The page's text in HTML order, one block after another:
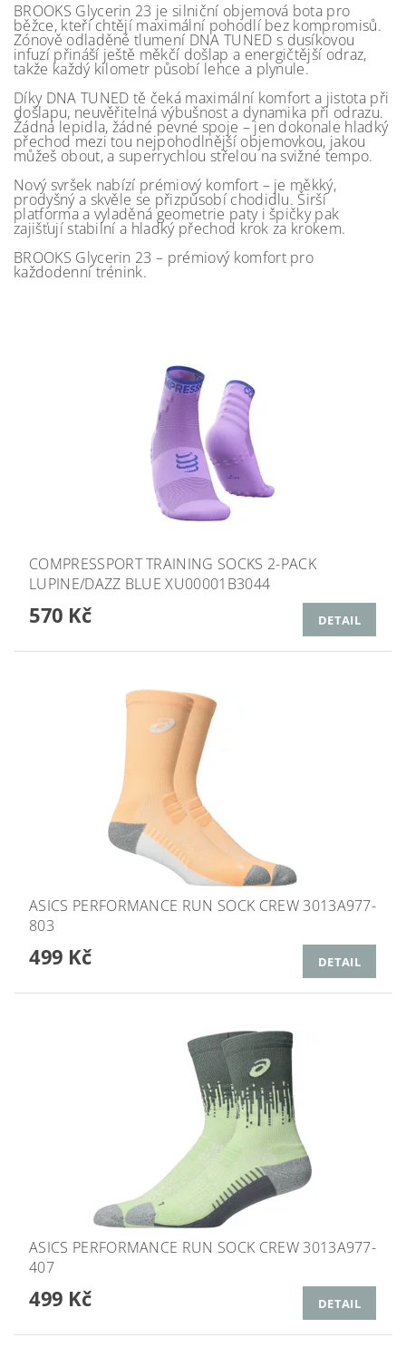
BROOKS Glycerin 23 je silniční objemová bota pro
běžce, kteří chtějí maximální pohodlí bez kompromisů.
Zónově odladěné tlumení DNA TUNED s dusíkovou
infuzí přináší ještě měkčí došlap a energičtější odraz,
takže každý kilometr působí lehce a plynule.
Díky DNA TUNED tě čeká maximální komfort a jistota při
došlapu, neuvěřitelná výbušnost a dynamika při odrazu.
Žádná lepidla, žádné pevné spoje – jen dokonale hladký
přechod mezi tou nejpohodlnější objemovkou, jakou
můžeš obout, a superrychlou střelou na svižné tempo.
Nový svršek nabízí prémiový komfort – je měkký,
prodyšný a skvěle se přizpůsobí chodidlu. Širší
platforma a vyladěná geometrie paty i špičky pak
zajišťují stabilní a hladký přechod krok za krokem.
BROOKS Glycerin 23 – prémiový komfort pro
každodenní trénink.
COMPRESSPORT TRAINING SOCKS 2-PACK
LUPINE/DAZZ BLUE XU00001B3044
570 Kč DETAIL
ASICS PERFORMANCE RUN SOCK CREW 3013A977-
803
499 Kč DETAIL
ASICS PERFORMANCE RUN SOCK CREW 3013A977-
407
499 Kč DETAIL